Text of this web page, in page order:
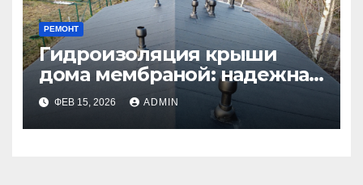
РЕМОНТ
Гидроизоляция крыши
дома мембраной: надежная
защита от влаги
ФЕВ 15, 2026 ADMIN